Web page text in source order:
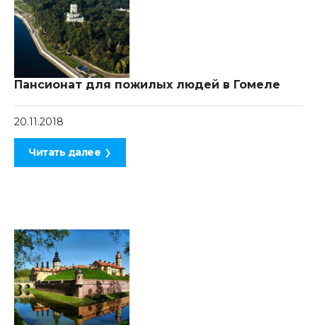
Пансионат для пожилых людей в Гомеле
20.11.2018
Читать далее